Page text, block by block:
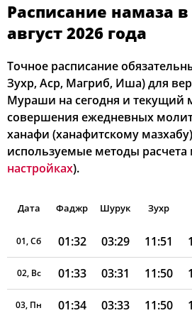
Расписание намаза
август 2026 года
Точное расписание
Зухр, Аср, Магриб, Иша) для
Мураши на сегодня и текущий
совершения ежедневных
ханафи (ханафитскому
используемые методы
настройках).
Дата Фаджр Шурук Зухр
01, Сб 01:32 03:29 11:51
02, Вс 01:33 03:31 11:50
03, Пн 01:34 03:33 11:50